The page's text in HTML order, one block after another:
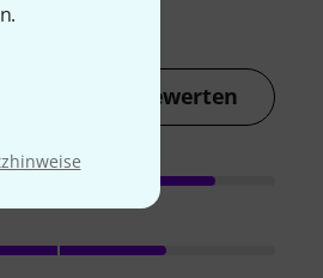
Jetzt bewerten